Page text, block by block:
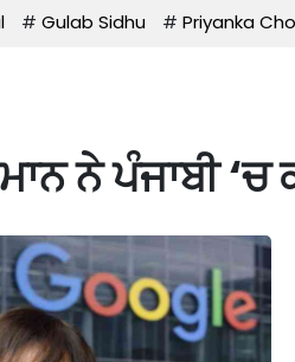
# Gulab Sidhu # Priyanka
ਨੇ ਪੰਜਾਬੀ